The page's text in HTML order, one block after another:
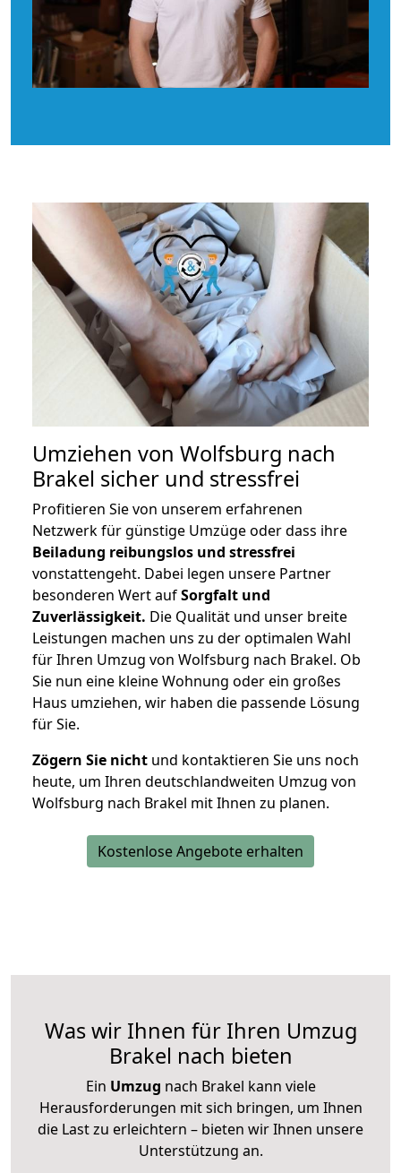
Umziehen von Wolfsburg nach
Brakel sicher und stressfrei
Profitieren Sie von unserem erfahrenen
Netzwerk für günstige Umzüge oder dass ihre
Beiladung reibungslos und stressfrei
vonstattengeht. Dabei legen unsere Partner
besonderen Wert aufSorgfalt und
Zuverlässigkeit. Die Qualität und unser breite
Leistungen machen uns zu der optimalen Wahl
für Ihren Umzug von Wolfsburg nach Brakel. Ob
Sie nun eine kleine Wohnung oder ein großes
Haus umziehen, wir haben die passende Lösung
für Sie.
Zögern Sie nicht und kontaktieren Sie uns noch
heute, um Ihren deutschlandweiten Umzug von
Wolfsburg nach Brakel mit Ihnen zu planen.
Kostenlose Angebote erhalten
Was wir Ihnen für Ihren Umzug
Brakel nach bieten
Ein Umzug nach Brakel kann viele
Herausforderungen mit sich bringen, um Ihnen
die Last zu erleichtern – bieten wir Ihnen unsere
Unterstützung an.